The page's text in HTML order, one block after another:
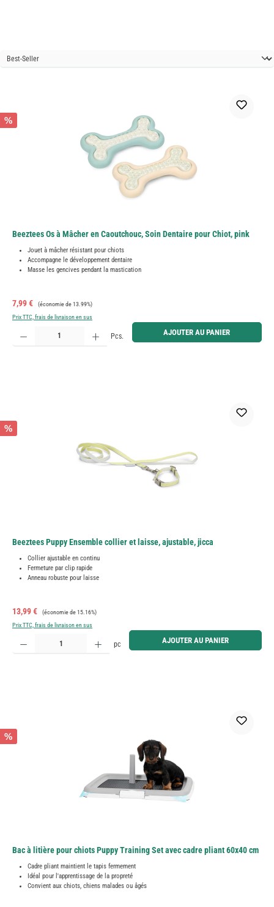
%
Beeztees Os à Mâcher en Caoutchouc, Soin Dentaire pour Chiot, pink
Jouet à mâcher résistant pour chiots
Accompagne le développement dentaire
Masse les gencives pendant la mastication
Prix de vente :
7,99 € Prix régulier :
(économie de 13.99%)
Prix TTC, frais de livraison en sus
Quantité de produit : Entrez la quantité souhaitée ou utilisez les boutons pour augmenter ou
Pcs. AJOUTER AU PANIER
%
Beeztees Puppy Ensemble collier et laisse, ajustable, jicca
Collier ajustable en continu
Fermeture par clip rapide
Anneau robuste pour laisse
Prix de vente :
13,99 € Prix régulier :
(économie de 15.16%)
Prix TTC, frais de livraison en sus
Quantité de produit : Entrez la quantité souhaitée ou utilisez les boutons pour augmenter ou
pc AJOUTER AU PANIER
%
Bac à litière pour chiots Puppy Training Set avec cadre pliant 60x40 cm
Cadre pliant maintient le tapis fermement
Idéal pour l'apprentissage de la propreté
Convient aux chiots, chiens malades ou âgés